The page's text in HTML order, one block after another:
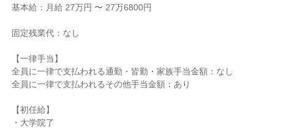
基本給：月給 27万円 〜 27万6800円
固定残業代：なし
【一律手当】
全員に一律で支払われる通勤・皆勤・家族手当金額：なし
全員に一律で支払われるその他手当金額：あり
【初任給】
・大学院了